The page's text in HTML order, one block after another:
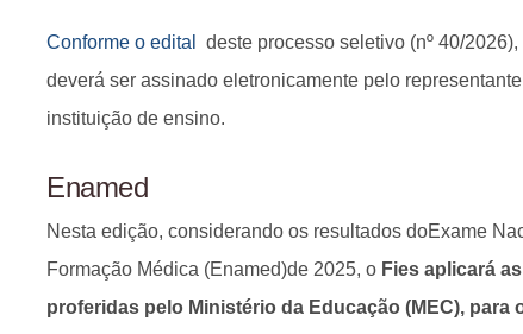
Conforme o edital
deste processo seletivo (nº 40/
deverá ser assinado eletronicamente pelo
instituição de ensino.
Enamed
Nesta edição, considerando os resultados doExame
Formação Médica (Enamed)de 2025, o Fies aplicará
proferidas pelo Ministério da Educação (MEC), para